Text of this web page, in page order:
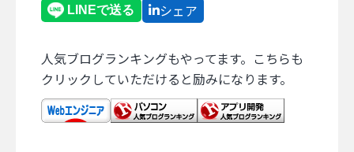
シェア
人気ブログランキングもやってます。こちらも
クリックしていただけると励みになります。